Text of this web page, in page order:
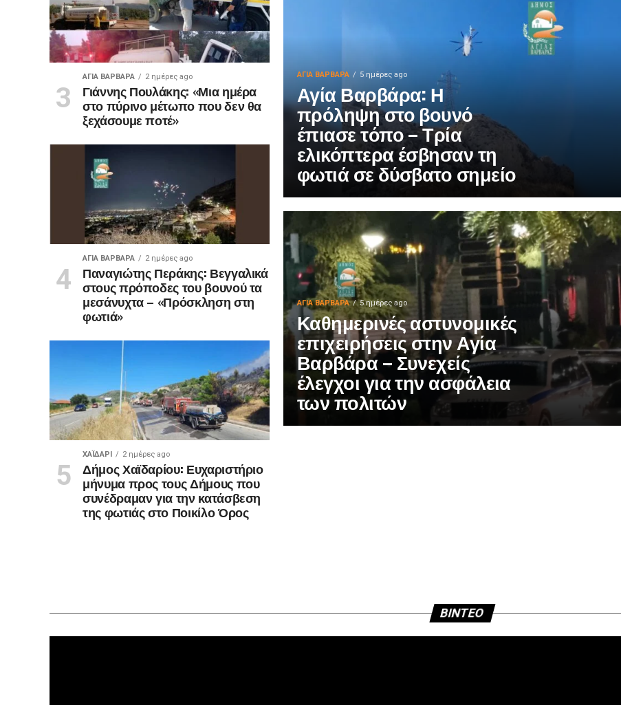
ΑΓΙΑ ΒΑΡΒΑΡΑ 5 ημέρες ago
Αγία Βαρβάρα: Η
πρόληψη στο βουνό
έπιασε τόπο – Τρία
ελικόπτερα έσβησαν τη
φωτιά σε δύσβατο σημείο
ΑΓΙΑ ΒΑΡΒΑΡΑ 5 ημέρες ago
Καθημερινές αστυνομικές
επιχειρήσεις στην Αγία
Βαρβάρα – Συνεχείς
έλεγχοι για την ασφάλεια
των πολιτών
ΑΓΙΑ ΒΑΡΒΑΡΑ 2 ημέρες ago
Γιάννης Πουλάκης: «Μια ημέρα
στο πύρινο μέτωπο που δεν θα
ξεχάσουμε ποτέ»
ΑΓΙΑ ΒΑΡΒΑΡΑ 2 ημέρες ago
Παναγιώτης Περάκης: Βεγγαλικά
στους πρόποδες του βουνού τα
μεσάνυχτα – «Πρόσκληση στη
φωτιά»
ΧΑΪΔΑΡΙ 2 ημέρες ago
Δήμος Χαϊδαρίου: Ευχαριστήριο
μήνυμα προς τους Δήμους που
συνέδραμαν για την κατάσβεση
της φωτιάς στο Ποικίλο Όρος
BINTEO